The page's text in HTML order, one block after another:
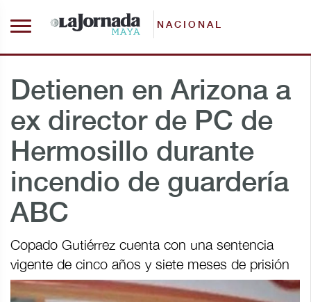
NACIONAL
Detienen en Arizona a
ex director de PC de
Hermosillo durante
incendio de guardería
ABC
Copado Gutiérrez cuenta con una sentencia
vigente de cinco años y siete meses de prisión